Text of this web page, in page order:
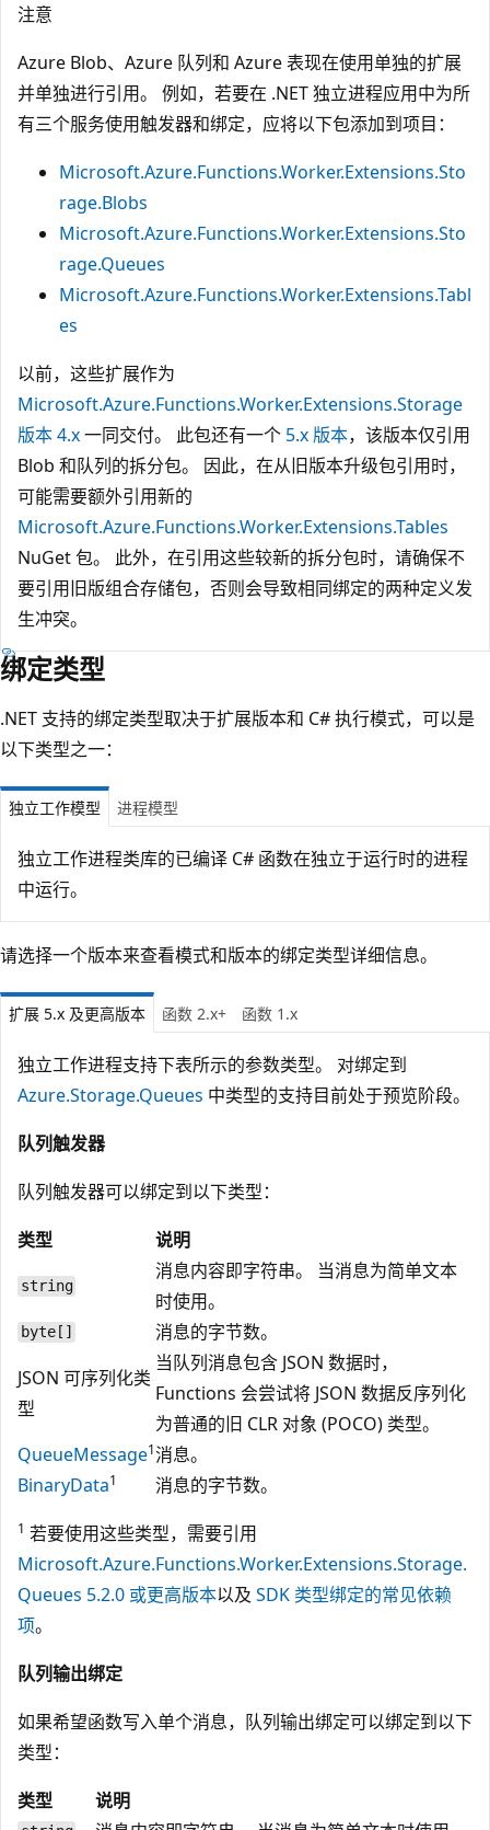
注意
Azure Blob、Azure 队列和 Azure 表现在使用单独的扩展
并单独进行引用。 例如，若要在 .NET 独立进程应用中为所
有三个服务使用触发器和绑定，应将以下包添加到项目：
Microsoft.Azure.Functions.Worker.Extensions.Sto
rage.Blobs
Microsoft.Azure.Functions.Worker.Extensions.Sto
rage.Queues
Microsoft.Azure.Functions.Worker.Extensions.Tabl
es
以前，这些扩展作为
Microsoft.Azure.Functions.Worker.Extensions.Storage
版本 4.x一同交付。 此包还有一个 5.x 版本，该版本仅引用
Blob 和队列的拆分包。 因此，在从旧版本升级包引用时，
可能需要额外引用新的
Microsoft.Azure.Functions.Worker.Extensions.Tables
NuGet 包。 此外，在引用这些较新的拆分包时，请确保不
要引用旧版组合存储包，否则会导致相同绑定的两种定义发
生冲突。
绑定类型
.NET 支持的绑定类型取决于扩展版本和 C# 执行模式，可以是
以下类型之一：
独立工作模型 进程模型
独立工作进程类库的已编译 C# 函数在独立于运行时的进程
中运行。
请选择一个版本来查看模式和版本的绑定类型详细信息。
扩展 5.x 及更高版本 函数 2.x+ 函数 1.x
独立工作进程支持下表所示的参数类型。 对绑定到
Azure.Storage.Queues 中类型的支持目前处于预览阶段。
队列触发器
队列触发器可以绑定到以下类型：
类型
说明
string
消息内容即字符串。 当消息为简单文本
时使用。
byte[]
消息的字节数。
JSON 可序列化类
型
当队列消息包含 JSON 数据时，
Functions 会尝试将 JSON 数据反序列化
为普通的旧 CLR 对象 (POCO) 类型。
QueueMessage1消息。
BinaryData1 消息的字节数。
1 若要使用这些类型，需要引用
Microsoft.Azure.Functions.Worker.Extensions.Storage.
Queues 5.2.0 或更高版本以及 SDK 类型绑定的常见依赖
项。
队列输出绑定
如果希望函数写入单个消息，队列输出绑定可以绑定到以下
类型：
类型
说明